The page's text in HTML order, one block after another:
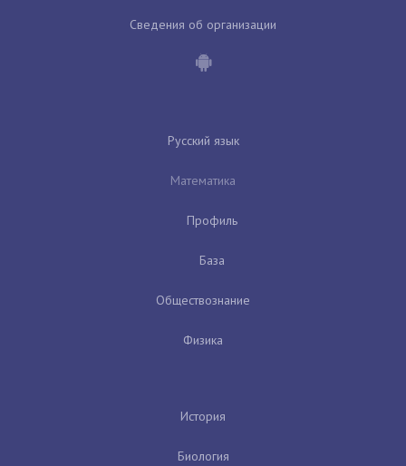
Сведения об организации
Русский язык
Математика
Профиль
База
Обществознание
Физика
История
Биология